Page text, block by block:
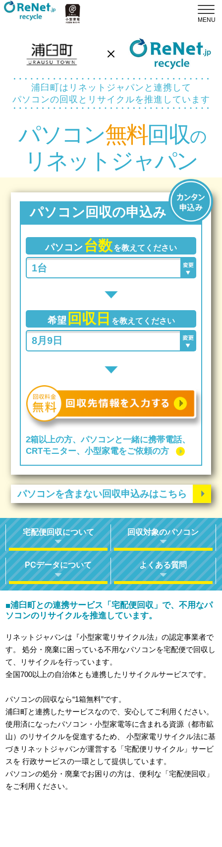
浦臼町はリネットジャパンと連携して
パソコンの回収とリサイクルを推進しています
パソコン無料回収の
リネットジャパン
パソコン回収の申込み
パソコン 台数を教えてください
希望 回収日 を教えてください
2箱以上の方、パソコンと一緒に携帯電話、
CRTモニター、小型家電をご依頼の方
パソコンを含まない回収申込みはこちら
宅配便回収について 回収対象のパソコン
PCデータについて よくある質問
■浦臼町との連携サービス「宅配便回収」で、不用なパ
ソコンのリサイクルを推進しています。
リネットジャパンは『小型家電リサイクル法』の認定事業者で
す。
処分・廃棄に困っている不用なパソコンを宅配便で回収し
て、リサイクルを行っています。
全国700以上の自治体とも連携したリサイクルサービスです。
パソコンの回収なら“1箱無料”です。
浦臼町と連携したサービスなので、安心してご利用ください。
使用済になったパソコン・小型家電等に含まれる資源（都市鉱
山）のリサイクルを促進するため、
小型家電リサイクル法に基
づきリネットジャパンが運営する「宅配便リサイクル」サービ
スを 行政サービスの一環として提供しています。
パソコンの処分・廃棄でお困りの方は、便利な「宅配便回収」
をご利用ください。